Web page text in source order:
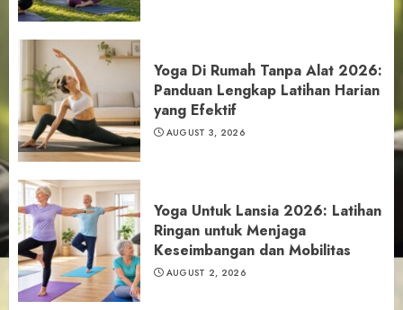
Yoga Di Rumah Tanpa Alat 2026:
Panduan Lengkap Latihan Harian
yang Efektif
AUGUST 3, 2026
Yoga Untuk Lansia 2026: Latihan
Ringan untuk Menjaga
Keseimbangan dan Mobilitas
AUGUST 2, 2026